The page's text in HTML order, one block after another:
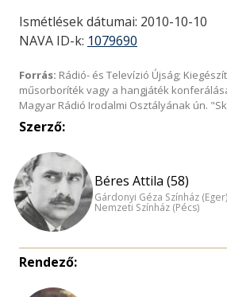
Ismétlések dátumai: 2010-10-10
NAVA ID-k: 1079690
Forrás: Rádió- és Televízió Újság;
műsorboríték vagy a hangjáték
Magyar Rádió Irodalmi Osztályának ún.
Szerző:
Béres Attila (58)
Gárdonyi Géza Színház (Eger)
Nemzeti Színház (Pécs)
Rendező: